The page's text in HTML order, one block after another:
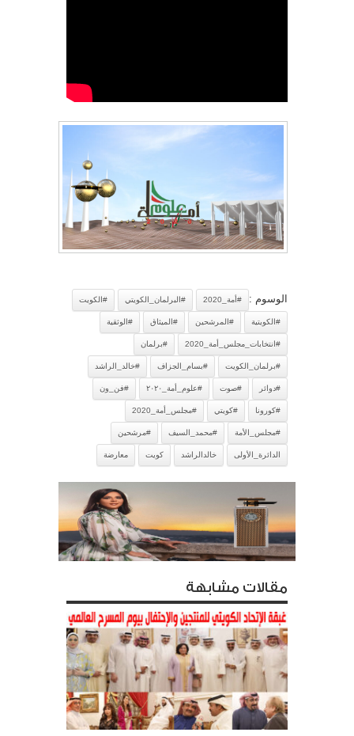
الوسوم : #أمة_2020 #البرلمان_الكويتي #الكويت
#الكويتية #المرشحين #الميثاق #الوثقية
#انتخابات_مجلس_أمة_2020 #برلمان
#برلمان_الكويت #بسام_الجزاف #خالد_الراشد
#دوائر #صوت #علوم_أمة_٢٠٢٠ #فن_ون
#كورونا #كويتي #مجلس_أمة_2020
#مجلس_الأمة #محمد_السيف #مرشحين
الدائرة_الأولى خالدالراشد كويت معارضة
مقالات مشابهة